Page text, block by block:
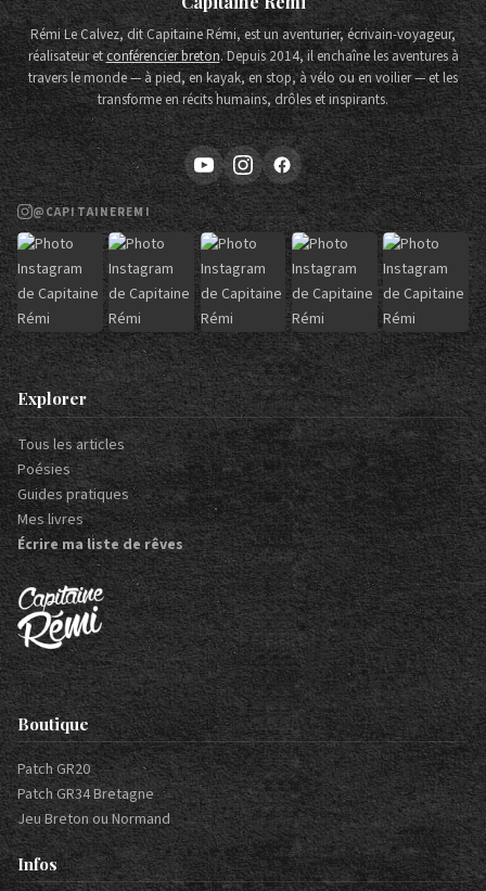
Rémi Le Calvez, dit Capitaine Rémi, est un aventurier, écrivain-voyageur,
réalisateur etconférencier breton. Depuis 2014, il enchaîne les aventures à
travers le monde — à pied, en kayak, en stop, à vélo ou en voilier — et les
transforme en récits humains, drôles et inspirants.
@CAPITAINEREMI
Explorer
Tous les articles
Poésies
Guides pratiques
Mes livres
Écrire ma liste de rêves
Boutique
Patch GR20
Patch GR34 Bretagne
Jeu Breton ou Normand
Infos